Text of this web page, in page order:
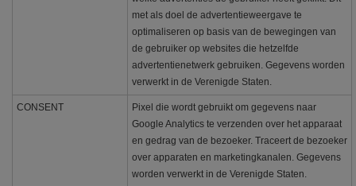
met als doel de advertentieweergave te
optimaliseren op basis van de bewegingen van
de gebruiker op websites die hetzelfde
advertentienetwerk gebruiken. Gegevens worden
verwerkt in de Verenigde Staten.
CONSENT
Pixel die wordt gebruikt om gegevens naar
Google Analytics te verzenden over het apparaat
en gedrag van de bezoeker. Traceert de bezoeker
over apparaten en marketingkanalen. Gegevens
worden verwerkt in de Verenigde Staten.